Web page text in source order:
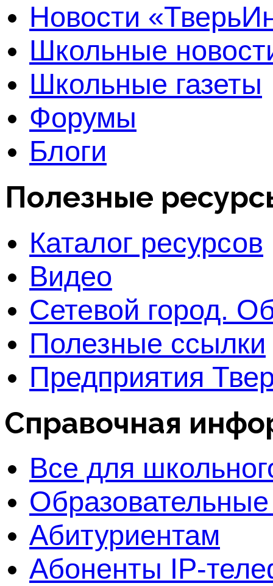
Новости
Школьные
Школьные газеты
Форумы
Блоги
Полезные
Каталог ресурсов
Видео
Сетевой город.
Полезные ссылки
Предприятия
Справочная
Все для
Абитуриентам
Абоненты IP-